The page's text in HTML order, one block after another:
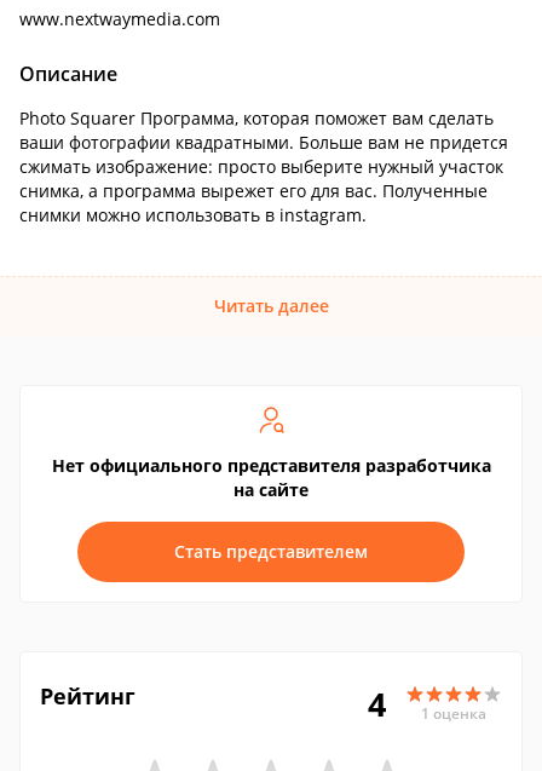
www.nextwaymedia.com
Описание
Photo Squarer Программа, которая поможет вам сделать
ваши фотографии квадратными. Больше вам не придется
сжимать изображение: просто выберите нужный участок
снимка, а программа вырежет его для вас. Полученные
снимки можно использовать в instagram.
Читать далее
Нет официального представителя разработчика
на сайте
Стать представителем
Рейтинг 4 1 оценка